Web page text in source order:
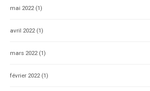
mai 2022(1)
avril 2022(1)
mars 2022(1)
février 2022(1)